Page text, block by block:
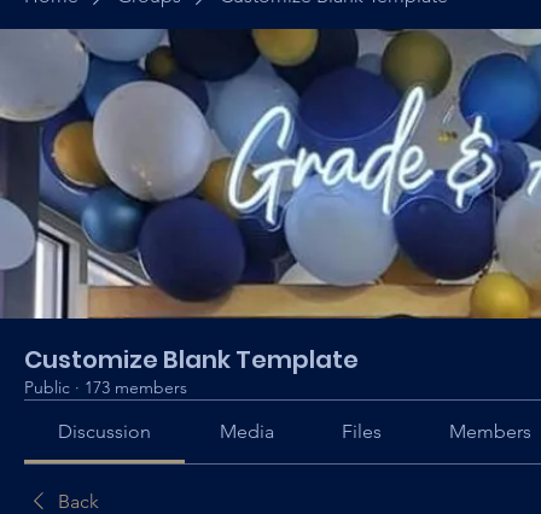
Customize Blank Template
Public · 173 members
Discussion Media Files Members
Back